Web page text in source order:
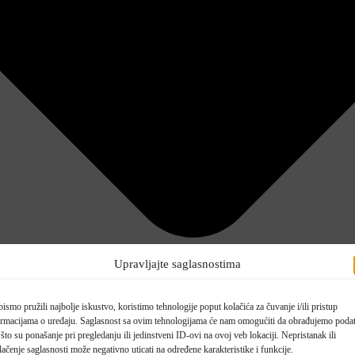
Upravljajte saglasnostima
pružili najbolje iskustvo, koristimo tehnologije poput kolačića za čuvanje i/ili pristup
o uređaju. Saglasnost sa ovim tehnologijama će nam omogućiti da obrađujemo
su ponašanje pri pregledanju ili jedinstveni ID-ovi na ovoj veb lokaciji. Nepristanak ili
saglasnosti može negativno uticati na određene karakteristike i funkcije.